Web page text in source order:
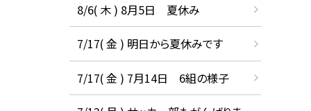
8/6( 木 ) 8月5日 夏休み
7/17( 金 ) 明日から夏休みです
7/17( 金 ) 7月14日 6組の様子